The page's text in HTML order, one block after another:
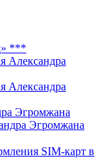
***
Александра
Александра
Эгромжана
Эгромжана
SIM-карт в